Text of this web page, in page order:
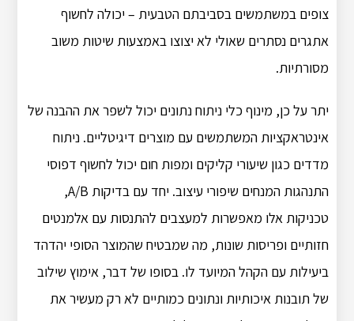
צופים במשתמשים בסביבתם הטבעית – יכולה לחשוף
אתגרים נסתרים שאולי לא יצוצו באמצעות שיטות משוב
מסורתיות.
יתר על כן, מינוף כלי ניתוח נתונים יכול לשפר את ההבנה של
אינטראקציות המשתמשים עם מוצרים דיגיטליים. ניתוח
מדדים כגון שיעורי קליקים ומפות חום יכול לחשוף דפוסי
התנהגות המנחים שיפורי עיצוב. יחד עם בדיקות A/B,
טכניקות אלו מאפשרות למעצבים להתנסות עם אלמנטים
חזותיים ופריסות שונות, מה שמבטיח שהמוצר הסופי יהדהד
ביעילות עם הקהל המיועד לו. בסופו של דבר, אימוץ שילוב
של תובנות איכותיות ונתונים כמותיים לא רק מעשיר את